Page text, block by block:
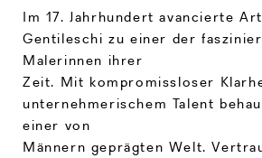
Im 17. Jahrhundert avancierte
Gentileschi zu einer der
Malerinnen ihrer
Zeit. Mit kompromissloser
unternehmerischem Talent
einer von
Männern geprägten Welt.